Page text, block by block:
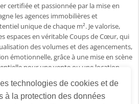
technologies de cookies et de
à la protection des données
jusqu’à la signature chez le notaire
et vous apporter un regard professionnel
vente…
méthode et sécurité.
certifiée et passionnée par la mise en
les agences immobilières et
unique de chaque m². Je valorise,
espaces en véritable Coups de Cœur, qui
des volumes et des agencements,
émotionnelle, grâce à une mise en scène
pour une vente ou une location
de biens: